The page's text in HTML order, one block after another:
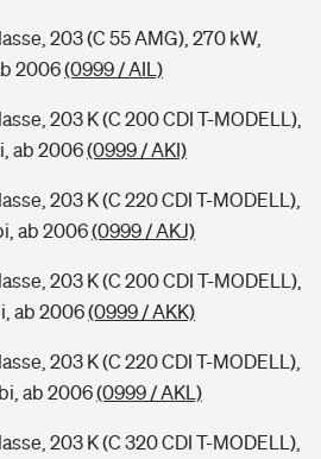
203 (C 55 AMG), 270 kW,
2006(0999 / AIL)
203 K (C 200 CDI T-MODELL),
ab 2006(0999 / AKI)
203 K (C 220 CDI T-MODELL),
ab 2006(0999 / AKJ)
203 K (C 200 CDI T-MODELL),
ab 2006(0999 / AKK)
203 K (C 220 CDI T-MODELL),
ab 2006(0999 / AKL)
203 K (C 320 CDI T-MODELL),